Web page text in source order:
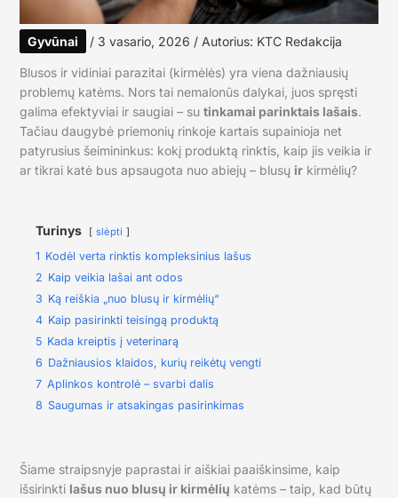
Gyvūnai / 3 vasario, 2026 / Autorius: KTC Redakcija
Blusos ir vidiniai parazitai (kirmėlės) yra viena dažniausių
problemų katėms. Nors tai nemalonūs dalykai, juos spręsti
galima efektyviai ir saugiai – su tinkamai parinktais lašais.
Tačiau daugybė priemonių rinkoje kartais supainioja net
patyrusius šeimininkus: kokį produktą rinktis, kaip jis veikia ir
ar tikrai katė bus apsaugota nuo abiejų – blusų irkirmėlių?
Turinys slėpti
1 Kodėl verta rinktis kompleksinius lašus
2 Kaip veikia lašai ant odos
3 Ką reiškia „nuo blusų ir kirmėlių“
4 Kaip pasirinkti teisingą produktą
5 Kada kreiptis į veterinarą
6 Dažniausios klaidos, kurių reikėtų vengti
7 Aplinkos kontrolė – svarbi dalis
8 Saugumas ir atsakingas pasirinkimas
Šiame straipsnyje paprastai ir aiškiai paaiškinsime, kaip
išsirinkti lašus nuo blusų ir kirmėlių katėms – taip, kad būtų